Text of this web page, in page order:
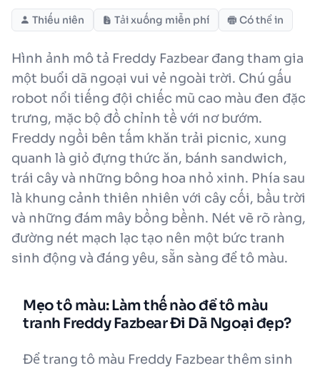
Thiếu niên Tải xuống miễn phí Có thể in
Hình ảnh mô tả Freddy Fazbear đang tham gia
một buổi dã ngoại vui vẻ ngoài trời. Chú gấu
robot nổi tiếng đội chiếc mũ cao màu đen đặc
trưng, mặc bộ đồ chỉnh tề với nơ bướm.
Freddy ngồi bên tấm khăn trải picnic, xung
quanh là giỏ đựng thức ăn, bánh sandwich,
trái cây và những bông hoa nhỏ xinh. Phía sau
là khung cảnh thiên nhiên với cây cối, bầu trời
và những đám mây bồng bềnh. Nét vẽ rõ ràng,
đường nét mạch lạc tạo nên một bức tranh
sinh động và đáng yêu, sẵn sàng để tô màu.
Mẹo tô màu: Làm thế nào để tô màu
tranh Freddy Fazbear Đi Dã Ngoại đẹp?
Để trang tô màu Freddy Fazbear thêm sinh